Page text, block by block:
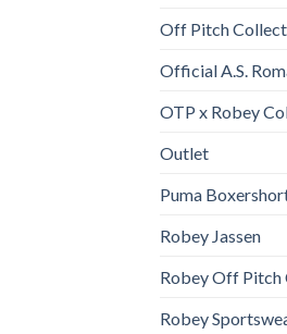
Off Pitch
Official A.S.
OTP x Robey
Outlet
Puma
Robey Jassen
Robey Off Pitch
Robey